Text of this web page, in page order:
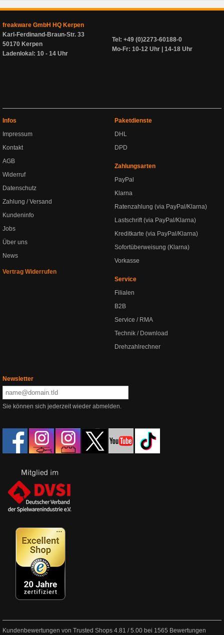
freakware GmbH HQ Kerpen
Karl-Ferdinand-Braun-Str. 33
50170 Kerpen
Ladenlokal: 10 - 14 Uhr
Tel: +49 (0)2273-60188-0
Mo-Fr: 10-12 Uhr | 14-18 Uhr
Infos
Impressum
Kontakt
AGB
Widerruf
Datenschutz
Zahlung / Versand
Kundeninfo
Jobs
Über uns
News
Vertrag Widerrufen
Paketdienste
DHL
DPD
Zahlungsarten
PayPal
Klarna
Ratenzahlung (via PayPal/Klarna)
Lastschrift (via PayPal/Klarna)
Kreditkarte (via PayPal/Klarna)
Sofortüberweisung (Klarna)
Vorkasse
Service
Filialen
B2B
Service / RMA
Technik / Download
Drehzahlrechner
Newsletter
Sie können sich jederzeit wieder abmelden.
Kundenbewertungen von Trusted Shops 4.81 /5.00 bei 1565 Bewertungen